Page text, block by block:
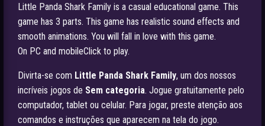
Little Panda Shark Family is a casual educational game. This
game has 3 parts. This game has realistic sound effects and
smooth animations. You will fall in love with this game.
On PC and mobileClick to play.
Divirta-se com Little Panda Shark Family, um dos nossos
incríveis jogos de Sem categoria. Jogue gratuitamente pelo
computador, tablet ou celular. Para jogar, preste atenção aos
comandos e instruções que aparecem na tela do jogo.